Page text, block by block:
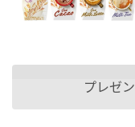
プレゼ